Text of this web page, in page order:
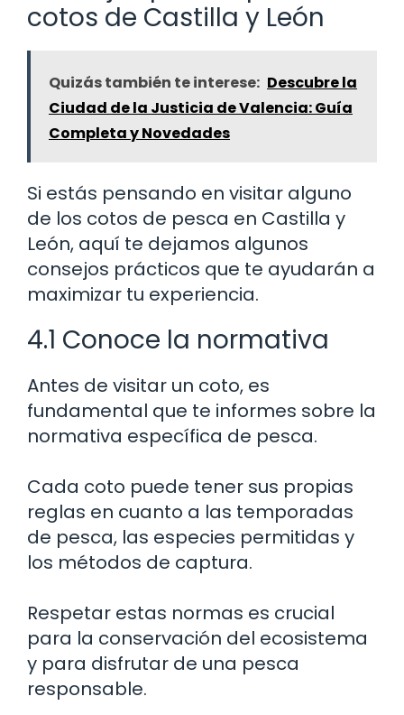
cotos de Castilla y León
Quizás también te interese: Descubre la
Ciudad de la Justicia de Valencia: Guía
Completa y Novedades
Si estás pensando en visitar alguno
de los cotos de pesca en Castilla y
León, aquí te dejamos algunos
consejos prácticos que te ayudarán a
maximizar tu experiencia.
4.1 Conoce la normativa
Antes de visitar un coto, es
fundamental que te informes sobre la
normativa específica de pesca.
Cada coto puede tener sus propias
reglas en cuanto a las temporadas
de pesca, las especies permitidas y
los métodos de captura.
Respetar estas normas es crucial
para la conservación del ecosistema
y para disfrutar de una pesca
responsable.